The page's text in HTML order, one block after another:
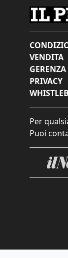
VENDITA
GERENZA
PRIVACY
Per
Puoi